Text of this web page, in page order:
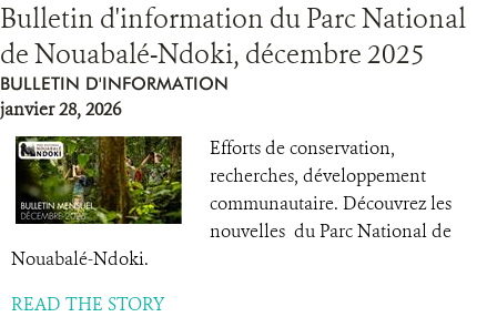
Bulletin d'information du Parc National
de Nouabalé-Ndoki, décembre 2025
BULLETIN D'INFORMATION
janvier 28, 2026
Efforts de conservation,
recherches, développement
communautaire. Découvrez les
nouvelles du Parc National de
Nouabalé-Ndoki.
READ THE STORY